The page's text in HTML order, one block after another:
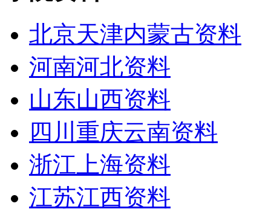
北京天津内蒙古资料
河南河北资料
山东山西资料
四川重庆云南资料
浙江上海资料
江苏江西资料